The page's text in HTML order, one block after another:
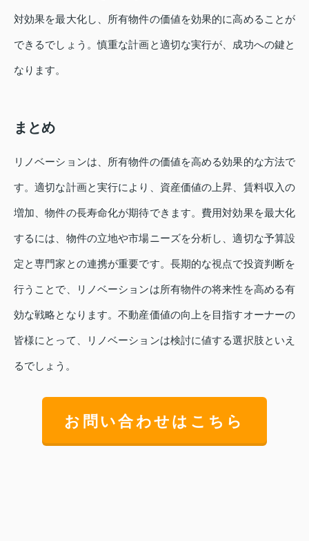
対効果を最大化し、所有物件の価値を効果的に高めることが
できるでしょう。慎重な計画と適切な実行が、成功への鍵と
なります。
まとめ
リノベーションは、所有物件の価値を高める効果的な方法で
す。適切な計画と実行により、資産価値の上昇、賃料収入の
増加、物件の長寿命化が期待できます。費用対効果を最大化
するには、物件の立地や市場ニーズを分析し、適切な予算設
定と専門家との連携が重要です。長期的な視点で投資判断を
行うことで、リノベーションは所有物件の将来性を高める有
効な戦略となります。不動産価値の向上を目指すオーナーの
皆様にとって、リノベーションは検討に値する選択肢といえ
るでしょう。
お問い合わせはこちら